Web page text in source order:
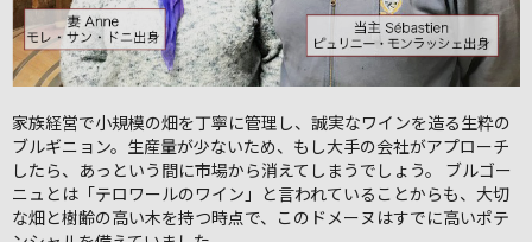
家族経営で小規模の畑を丁寧に管理し、誠実なワインを造る生粋の
ブルギニョン。生産量が少ないため、もし大手の会社がアプローチ
したら、あっという間に市場から消えてしまうでしょう。 ブルゴー
ニュとは「テロワールのワイン」と言われていることからも、大切
な畑と樹齢の高い木を持つ時点で、このドメーヌはすでに高いポテ